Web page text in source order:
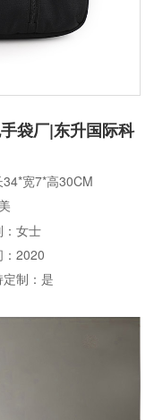
袋厂|东升国际科
34*宽7*高30CM
女士
：2020
制：是